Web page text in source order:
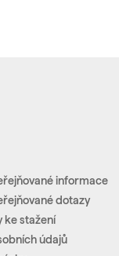
informace
dotazy
ke stažení
údajů